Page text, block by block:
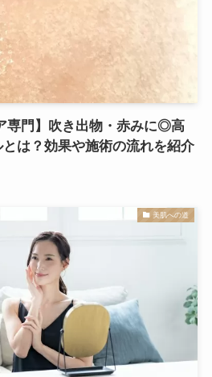
専門】吹き出物・赤みに◎高
は？効果や施術の流れを紹介
美肌への道